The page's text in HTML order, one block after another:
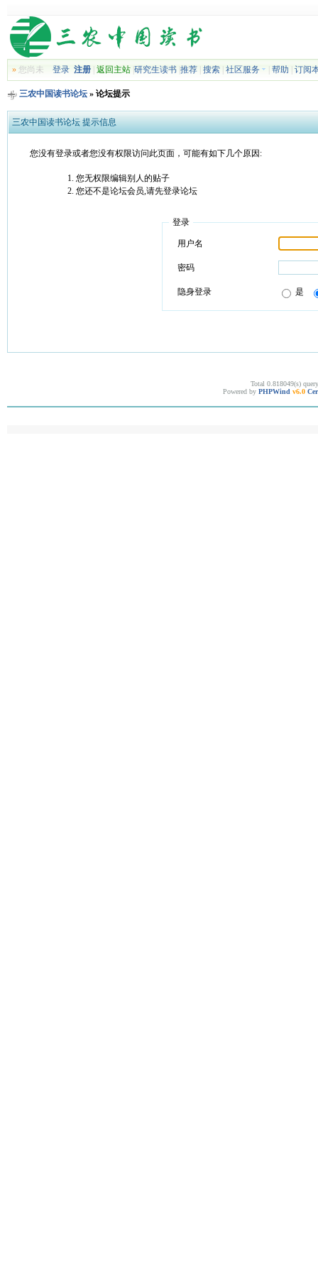
»您尚未 登录 注册| 返回主站| 研究生读书| 推荐| 搜索| 社区服务 帮助 订阅
三农中国读书论坛» 论坛提示
三农中国读书论坛 提示信息
您没有登录或者您没有权限访问此页面，可能有如下几个原因:
您无权限编辑别人的贴子
您还不是论坛会员,请先登录论坛
登录
用户名
密码
隐身登录 是
Total 0.818049(s)
Powered by PHPWind v6.0